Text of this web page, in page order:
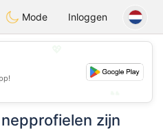
Chat
Mode Inloggen
💕
zijn